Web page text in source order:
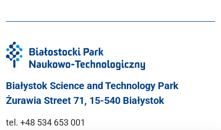
Białystok Science and Technology Park
Żurawia Street 71, 15-540 Białystok
tel. +48 534 653 001